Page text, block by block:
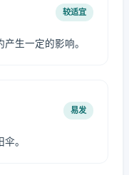
较适宜
生一定的影响。
易发
。